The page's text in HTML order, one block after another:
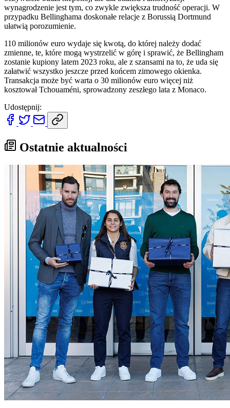
wynagrodzenie jest tym, co zwykle zwiększa trudność operacji. W
przypadku Bellinghama doskonałe relacje z Borussią Dortmund
ułatwią porozumienie.
110 milionów euro wydaje się kwotą, do której należy dodać
zmienne, te, które mogą wystrzelić w górę i sprawić, że Bellingham
zostanie kupiony latem 2023 roku, ale z szansami na to, że uda się
załatwić wszystko jeszcze przed końcem zimowego okienka.
Transakcja może być warta o 30 milionów euro więcej niż
kosztował Tchouaméni, sprowadzony zeszłego lata z Monaco.
Udostępnij:
Ostatnie aktualności